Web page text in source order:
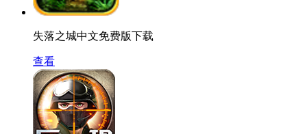
失落之城中文免费版下载
查看